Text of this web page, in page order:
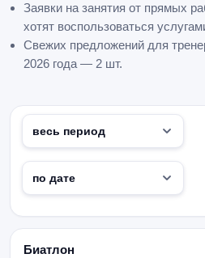
Заявки на занятия от прямых
хотят воспользоваться
Свежих предложений для
2026 года — 2 шт.
Биатлон